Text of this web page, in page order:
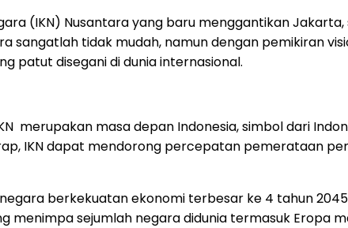
(IKN) Nusantara yang baru menggantikan
sangatlah tidak mudah, namun dengan pemikiran
patut disegani di dunia internasional.
merupakan masa depan Indonesia, simbol dari
IKN dapat mendorong percepatan pemerataan
berkekuatan ekonomi terbesar ke 4 tahun
sejumlah negara didunia termasuk Eropa